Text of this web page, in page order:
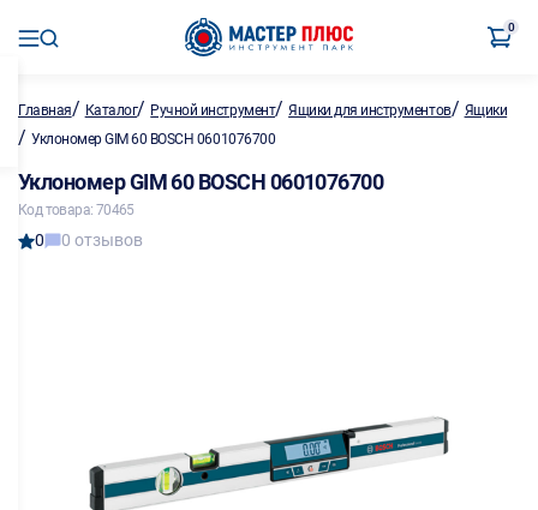
0
Главная/ Каталог/ Ручной инструмент/Ящики для инструментов/ Ящики
/ Уклономер GIM 60 BOSCH 0601076700
Уклономер GIM 60 BOSCH 0601076700
Код товара: 70465
0 0 отзывов